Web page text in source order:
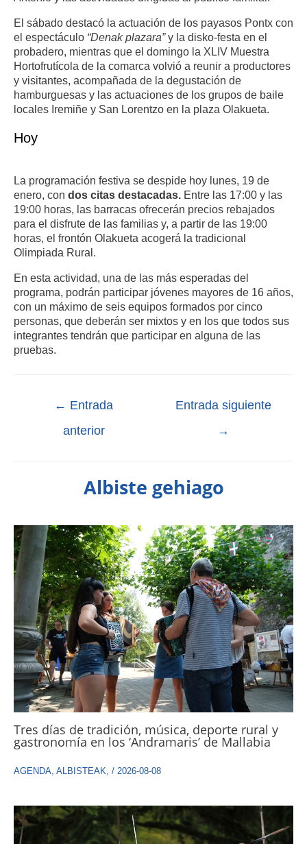
El sábado destacó la actuación de los payasos Pontx con
el espectáculo “Denak plazara”y la disko-festa en el
probadero, mientras que el domingo la XLIV Muestra
Hortofrutícola de la comarca volvió a reunir a productores
y visitantes, acompañada de la degustación de
hamburguesas y las actuaciones de los grupos de baile
locales Iremiñe y San Lorentzo en la plaza Olakueta.
Hoy
La programación festiva se despide hoy lunes, 19 de
enero, con dos citas destacadas. Entre las 17:00 y las
19:00 horas, las barracas ofrecerán precios rebajados
para el disfrute de las familias y, a partir de las 19:00
horas, el frontón Olakueta acogerá la tradicional
Olimpiada Rural.
En esta actividad, una de las más esperadas del
programa, podrán participar jóvenes mayores de 16 años,
con un máximo de seis equipos formados por cinco
personas, que deberán ser mixtos y en los que todos sus
integrantes tendrán que participar en alguna de las
pruebas.
← Entrada
anterior
Entrada siguiente
→
Albiste gehiago
Tres días de tradición, música, deporte rural y
gastronomía en los ‘Andramaris’ de Mallabia
AGENDA ALBISTEAK / 2026-08-08